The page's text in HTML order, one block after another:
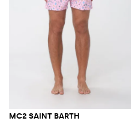
MC2 SAINT BARTH